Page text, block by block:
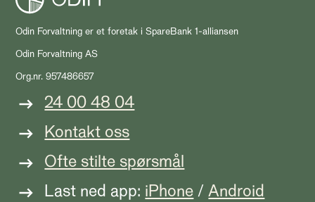
Odin Forvaltning er et foretak i SpareBank 1-alliansen
Odin Forvaltning AS
Org.nr. 957486657
24 00 48 04
Kontakt oss
Ofte stilte spørsmål
Last ned app: iPhone /Android